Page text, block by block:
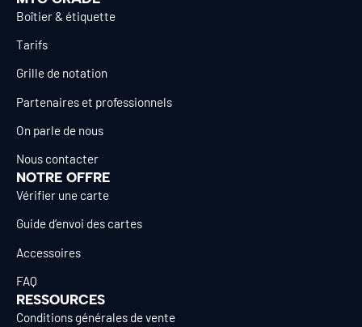
Boîtier & étiquette
Tarifs
Grille de notation
Partenaires et professionnels
On parle de nous
Nous contacter
NOTRE OFFRE
Vérifier une carte
Guide d’envoi des cartes
Accessoires
FAQ
RESSOURCES
Conditions générales de vente